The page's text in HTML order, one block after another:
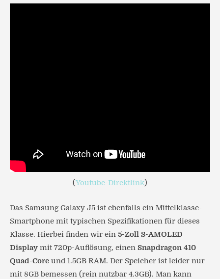
(Youtube-Direktlink)
Das Samsung Galaxy J5 ist ebenfalls ein Mittelklasse-
Smartphone mit typischen Spezifikationen für dieses
Klasse. Hierbei finden wir ein 5-Zoll S-AMOLED
Display mit 720p-Auflösung, einen Snapdragon 410
Quad-Core und 1.5GB RAM. Der Speicher ist leider nur
mit 8GB bemessen (rein nutzbar 4.3GB). Man kann